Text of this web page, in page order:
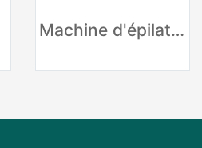
Machine d'épilation au laser à diode 808nm portable